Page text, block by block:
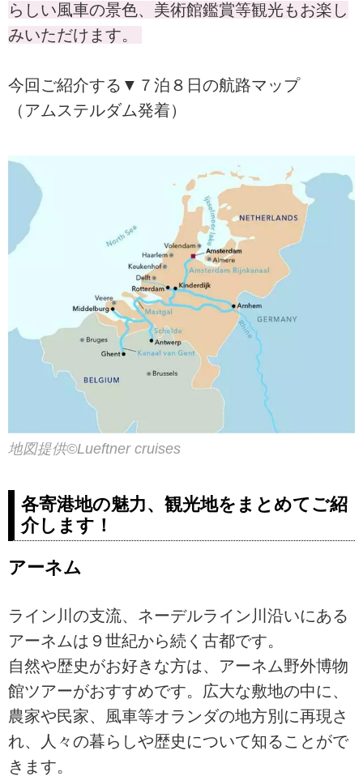
らしい風車の景色、美術館鑑賞等観光もお楽し
みいただけます。
今回ご紹介する▼７泊８日の航路マップ
（アムステルダム発着）
地図提供©️Lueftner cruises
各寄港地の魅力、観光地をまとめてご紹
介します！
アーネム
ライン川の支流、ネーデルライン川沿いにある
アーネムは９世紀から続く古都です。
自然や歴史がお好きな方は、アーネム野外博物
館ツアーがおすすめです。広大な敷地の中に、
農家や民家、風車等オランダの地方別に再現さ
れ、人々の暮らしや歴史について知ることがで
きます。